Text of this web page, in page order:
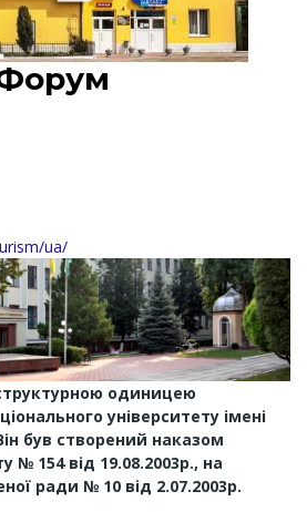
ua/
одиницею
університету імені
був створений наказом
№ 154 від 19.08.2003р., на
ради № 10 від 2.07.2003р.